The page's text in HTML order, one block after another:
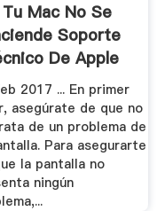
Mac No Se
Soporte
De Apple
2017 ... En primer
asegúrate de que no
de un problema de
Para asegurarte
la pantalla no
ningún